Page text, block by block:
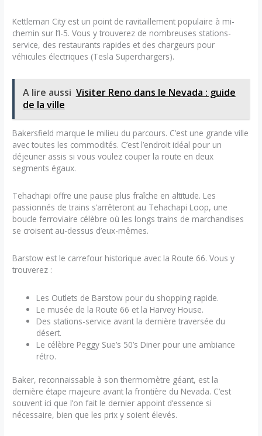
Kettleman City est un point de ravitaillement populaire à mi-
chemin sur l’I-5. Vous y trouverez de nombreuses stations-
service, des restaurants rapides et des chargeurs pour
véhicules électriques (Tesla Superchargers).
A lire aussi Visiter Reno dans le Nevada : guide
de la ville
Bakersfield marque le milieu du parcours. C’est une grande ville
avec toutes les commodités. C’est l’endroit idéal pour un
déjeuner assis si vous voulez couper la route en deux
segments égaux.
Tehachapi offre une pause plus fraîche en altitude. Les
passionnés de trains s’arrêteront au Tehachapi Loop, une
boucle ferroviaire célèbre où les longs trains de marchandises
se croisent au-dessus d’eux-mêmes.
Barstow est le carrefour historique avec la Route 66. Vous y
trouverez :
Les Outlets de Barstow pour du shopping rapide.
Le musée de la Route 66 et la Harvey House.
Des stations-service avant la dernière traversée du
désert.
Le célèbre Peggy Sue’s 50’s Diner pour une ambiance
rétro.
Baker, reconnaissable à son thermomètre géant, est la
dernière étape majeure avant la frontière du Nevada. C’est
souvent ici que l’on fait le dernier appoint d’essence si
nécessaire, bien que les prix y soient élevés.